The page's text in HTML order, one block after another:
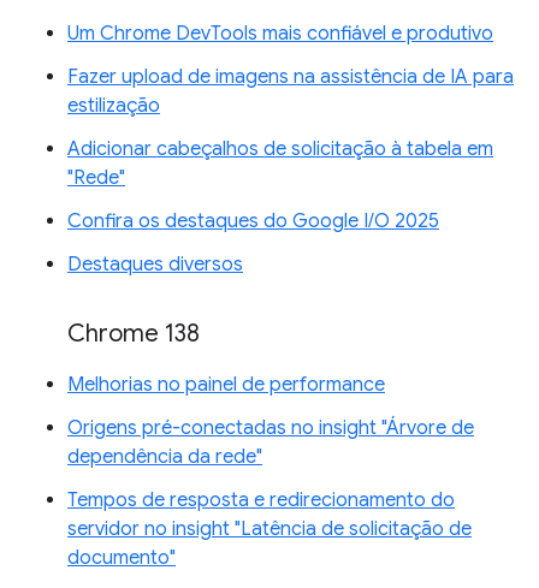
Um Chrome DevTools mais confiável e produtivo
Fazer upload de imagens na assistência de IA para
estilização
Adicionar cabeçalhos de solicitação à tabela em
"Rede"
Confira os destaques do Google I/O 2025
Destaques diversos
Chrome 138
Melhorias no painel de performance
Origens pré-conectadas no insight "Árvore de
dependência da rede"
Tempos de resposta e redirecionamento do
servidor no insight "Latência de solicitação de
documento"